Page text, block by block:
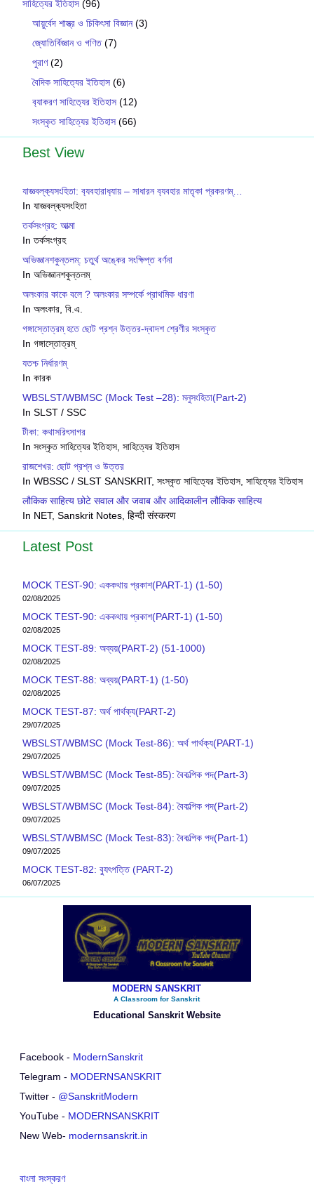
সাহিত্যের ইতিহাস (96)
আয়ুর্বেদ শাস্ত্র ও চিকিৎসা বিজ্ঞান(3)
জ্যোতির্বিজ্ঞান ও গণিত(7)
পুরাণ(2)
বৈদিক সাহিত্যের ইতিহাস (6)
ব‍্যাকরণ সাহিত‍্যের ইতিহাস (12)
সংস্কৃত সাহিত্যের ইতিহাস (66)
Best View
যাজ্ঞবল্ক‍্যসংহিতা: ব‍্যবহারাধ‍্যায় – সাধারন ব‍্যবহার মাতৃকা প্রকরণম্…
In যাজ্ঞবল্ক‍্যসংহিতা
তর্কসংগ্রহ: আত্মা
In তর্কসংগ্রহ
অভিজ্ঞানশকুন্তলম্: চতুর্থ অঙ্কের সংক্ষিপ্ত বর্ণনা
In অভিজ্ঞানশকুন্তলম্
অলংকার কাকে বলে ? অলংকার সম্পর্কে প্রাথমিক ধারণা
In অলংকার, বি.এ.
গঙ্গাস্তোত্রম্ হতে ছোট প্রশ্ন উত্তর-দ্বাদশ শ্রেণীর সংস্কৃত
In গঙ্গাস্তোত্রম্
যতশ্চ নির্ধারণম্
In কারক
WBSLST/WBMSC (Mock Test –28): মনুসংহিতা(Part-2)
In SLST / SSC
টীকা: কথাসরিৎসাগর
In সংস্কৃত সাহিত্যের ইতিহাস, সাহিত্যের ইতিহাস
রাজশেখর: ছোট প্রশ্ন ও উত্তর
In WBSSC / SLST SANSKRIT, সংস্কৃত সাহিত্যের ইতিহাস, সাহিত্যের ইতিহাস
लौकिक साहित्य छोटे सवाल और जवाब और आदिकालीन लौकिक साहित्य
In NET, Sanskrit Notes, हिन्दी संस्करण
Latest Post
MOCK TEST-90: এককথায় প্রকাশ(PART-1) (1-50)
02/08/2025
MOCK TEST-90: এককথায় প্রকাশ(PART-1) (1-50)
02/08/2025
MOCK TEST-89: অব্যয়(PART-2) (51-1000)
02/08/2025
MOCK TEST-88: অব্যয়(PART-1) (1-50)
02/08/2025
MOCK TEST-87: অর্থ পার্থক্য(PART-2)
29/07/2025
WBSLST/WBMSC (Mock Test-86): অর্থ পার্থক্য(PART-1)
29/07/2025
WBSLST/WBMSC (Mock Test-85): বৈকল্পিক পদ(Part-3)
09/07/2025
WBSLST/WBMSC (Mock Test-84): বৈকল্পিক পদ(Part-2)
09/07/2025
WBSLST/WBMSC (Mock Test-83): বৈকল্পিক পদ(Part-1)
09/07/2025
MOCK TEST-82: ব‍্যুৎপত্তি (PART-2)
06/07/2025
MODERN SANSKRIT
A Classroom for Sanskrit
Educational Sanskrit Website
Facebook - ModernSanskrit
Telegram - MODERNSANSKRIT
Twitter - @SanskritModern
YouTube - MODERNSANSKRIT
New Web- modernsanskrit.in
বাংলা সংস্করণ